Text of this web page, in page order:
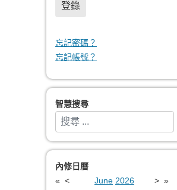
登錄
忘記密碼？
忘記帳號？
智慧搜尋
搜索
Type 2 or more characters for
內修日曆
« < June 2026 > »